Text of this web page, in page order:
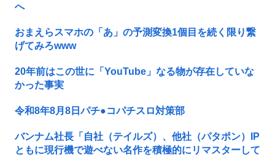
へ
おまえらスマホの「あ」の予測変換1個目を続く限り繋
げてみろwww
20年前はこの世に「YouTube」なる物が存在していな
かった事実
令和8年8月8日パチ●コパチスロ対策部
バンナム社長「自社（テイルズ）、他社（パタポン）IP
ともに現行機で遊べない名作を積極的にリマスターして